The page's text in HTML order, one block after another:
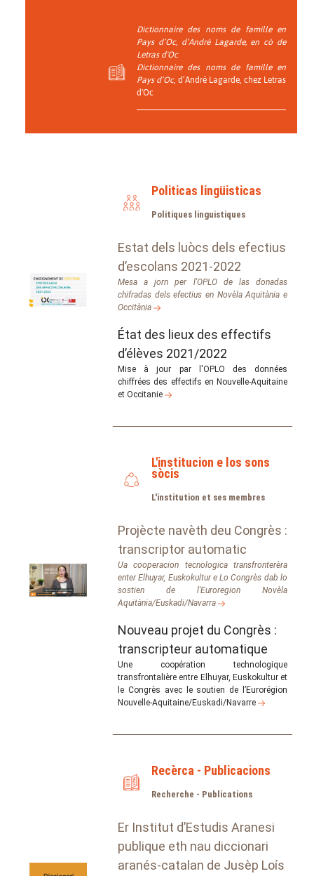
Dictionnaire des noms de famille en
Pays d’Oc, d’André Lagarde, en cò de
Letras d'Oc
Dictionnaire des noms de famille en
Pays d’Oc, d’André Lagarde, chez Letras
d'Oc
Politicas lingüisticas
Politiques linguistiques
Estat dels luòcs dels efectius
d’escolans 2021-2022
Mesa a jorn per l'OPLO de las donadas
chifradas dels efectius en Novèla Aquitània e
Occitània
État des lieux des effectifs
d’élèves 2021/2022
Mise à jour par l'OPLO des données
chiffrées des effectifs en Nouvelle-Aquitaine
et Occitanie
L'institucion e los sons
sòcis
L'institution et ses membres
Projècte navèth deu Congrès :
transcriptor automatic
Ua cooperacion tecnologica transfronterèra
enter Elhuyar, Euskokultur e Lo Congrès dab lo
sostien de l'Euroregion Novèla
Aquitània/Euskadi/Navarra
Nouveau projet du Congrès :
transcripteur automatique
Une coopération technologique
transfrontalière entre Elhuyar, Euskokultur et
le Congrès avec le soutien de l’Eurorégion
Nouvelle-Aquitaine/Euskadi/Navarre
Recèrca - Publicacions
Recherche - Publications
Er Institut d’Estudis Aranesi
publique eth nau diccionari
aranés-catalan de Jusèp Loís